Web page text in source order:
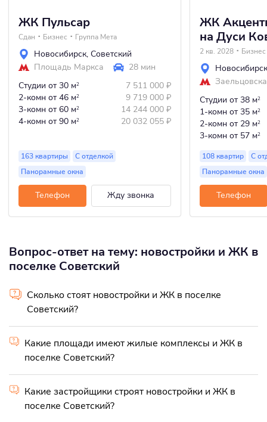
ЖК Пульсар
Сдан Бизнес Группа Мета
Новосибирск, Советский
Площадь Маркса
28 мин
Студии от 30 м2 7 511 000 ₽
2-комн от 46 м2 9 719 000 ₽
3-комн от 60 м2 14 244 000 ₽
4-комн от 90 м2 20 032 055 ₽
163 квартиры
С отделкой
Панорамные окна
Телефон Жду звонка
ЖК
на Дуси
2 кв. 2028 Бизнес
Новосибирск
Студии от 38 м2
1-комн от 35 м2
2-комн от 29 м2
3-комн от 57 м2
108 квартир
С
Панорамные окна
Телефон
Вопрос-ответ на тему: новостройки и ЖК в
поселке Советский
Сколько стоят новостройки и ЖК в поселке
Советский?
Какие площади имеют жилые комплексы и ЖК в
поселке Советский?
Какие застройщики строят новостройки и ЖК в
поселке Советский?